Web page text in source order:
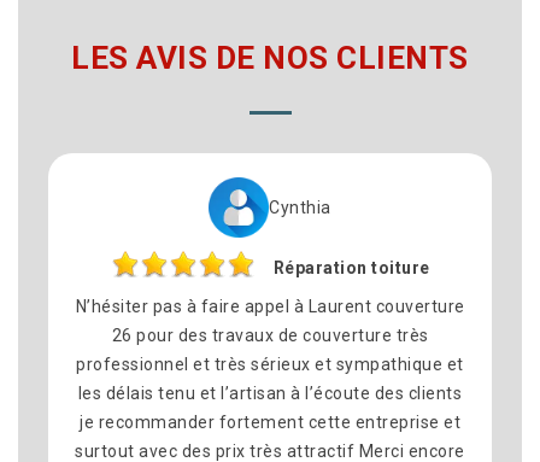
LES AVIS DE NOS CLIENTS
Cynthia
Réparation toiture
N’hésiter pas à faire appel à Laurent couverture
26 pour des travaux de couverture très
professionnel et très sérieux et sympathique et
les délais tenu et l’artisan à l’écoute des clients
je recommander fortement cette entreprise et
surtout avec des prix très attractif Merci encore